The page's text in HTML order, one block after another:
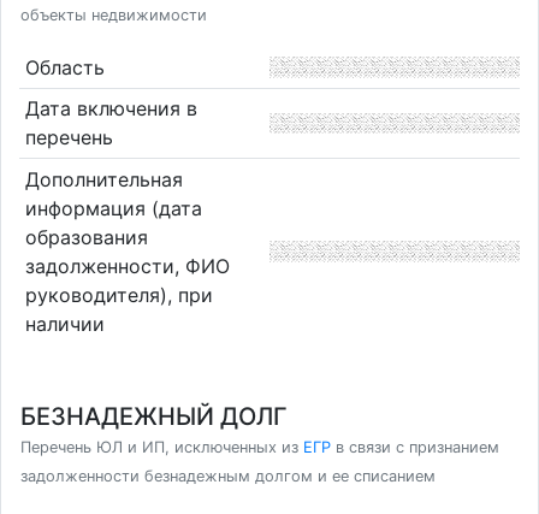
объекты недвижимости
Область
Дата включения в
перечень
Дополнительная
информация (дата
образования
задолженности, ФИО
руководителя), при
наличии
БЕЗНАДЕЖНЫЙ ДОЛГ
Перечень ЮЛ и ИП, исключенных из ЕГР в связи с признанием
задолженности безнадежным долгом и ее списанием